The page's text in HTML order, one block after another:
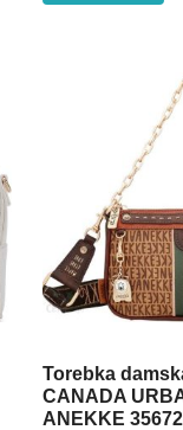
Torebka
CANADA
ANEKKE